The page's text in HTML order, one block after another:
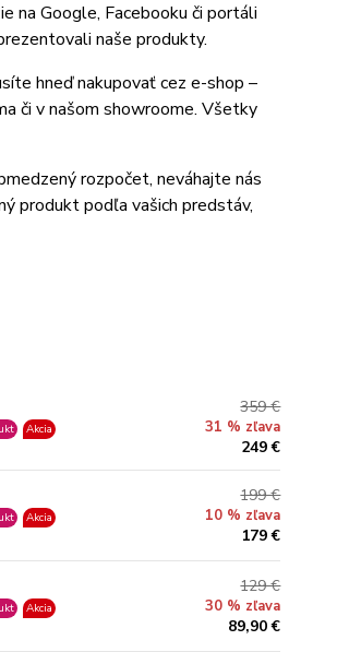
na Google, Facebooku či portáli
naše produkty.
hneď nakupovať cez e-shop –
či v našom showroome. Všetky
rozpočet, neváhajte nás
produkt podľa vašich predstáv,
Akcia
359 €
31 % zľava
249 €
Akcia
199 €
10 % zľava
179 €
Akcia
129 €
30 % zľava
89,90 €